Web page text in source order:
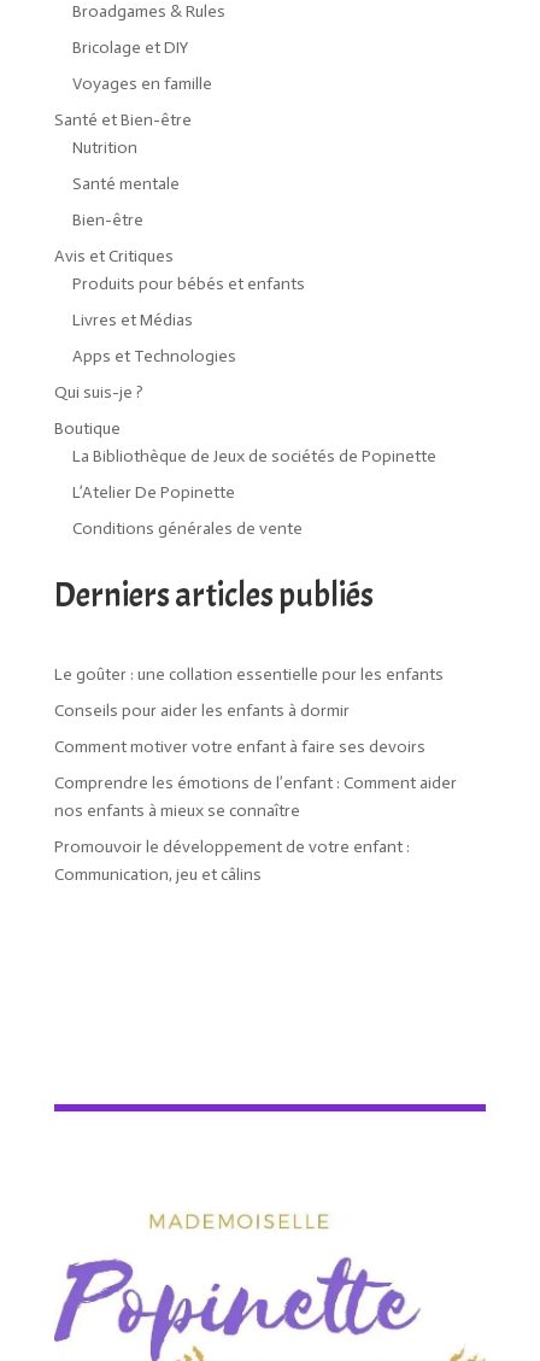
Broadgames & Rules
Bricolage et DIY
Voyages en famille
Santé et Bien-être
Nutrition
Santé mentale
Bien-être
Avis et Critiques
Produits pour bébés et enfants
Livres et Médias
Apps et Technologies
Qui suis-je ?
Boutique
La Bibliothèque de Jeux de sociétés de Popinette
L’Atelier De Popinette
Conditions générales de vente
Derniers articles publiés
Le goûter : une collation essentielle pour les enfants
Conseils pour aider les enfants à dormir
Comment motiver votre enfant à faire ses devoirs
Comprendre les émotions de l’enfant : Comment aider
nos enfants à mieux se connaître
Promouvoir le développement de votre enfant :
Communication, jeu et câlins